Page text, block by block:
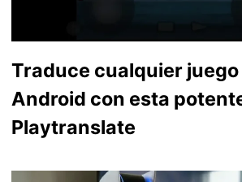
Traduce cualquier juego
Android con esta
Playtranslate